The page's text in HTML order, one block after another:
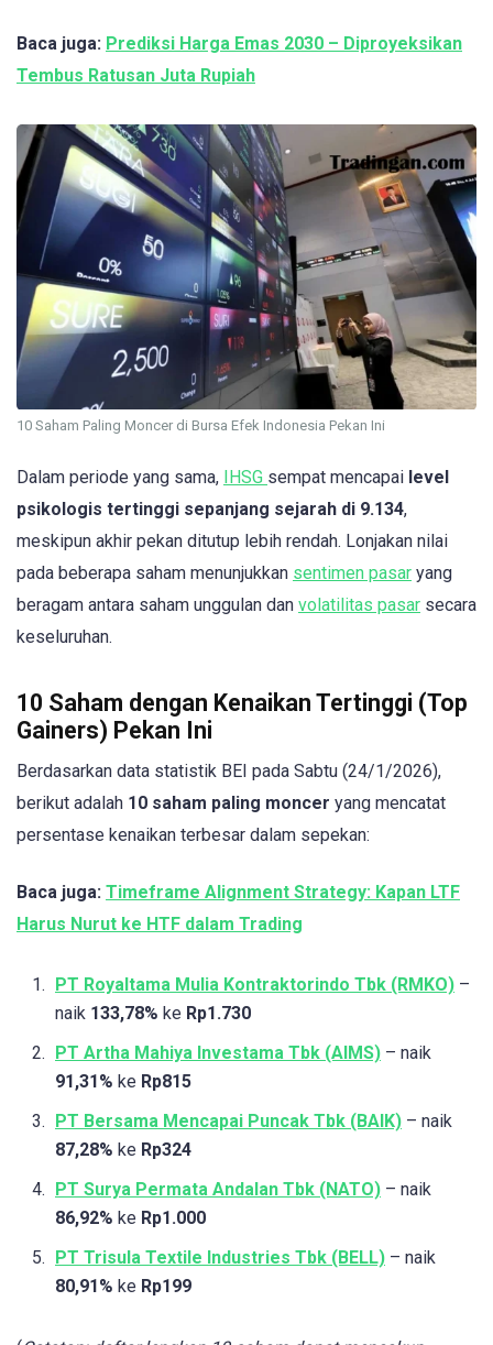
Baca juga: Prediksi Harga Emas 2030 – Diproyeksikan
Tembus Ratusan Juta Rupiah
10 Saham Paling Moncer di Bursa Efek Indonesia Pekan Ini
Dalam periode yang sama, IHSG sempat mencapai level
psikologis tertinggi sepanjang sejarah di 9.134,
meskipun akhir pekan ditutup lebih rendah. Lonjakan nilai
pada beberapa saham menunjukkan sentimen pasar yang
beragam antara saham unggulan dan volatilitas pasar secara
keseluruhan.
10 Saham dengan Kenaikan Tertinggi (Top
Gainers) Pekan Ini
Berdasarkan data statistik BEI pada Sabtu (24/1/2026),
berikut adalah 10 saham paling moncer yang mencatat
persentase kenaikan terbesar dalam sepekan:
Baca juga: Timeframe Alignment Strategy: Kapan LTF
Harus Nurut ke HTF dalam Trading
PT Royaltama Mulia Kontraktorindo Tbk (RMKO) –
naik 133,78% ke Rp1.730
PT Artha Mahiya Investama Tbk (AIMS) – naik
91,31% ke Rp815
PT Bersama Mencapai Puncak Tbk (BAIK) – naik
87,28% ke Rp324
PT Surya Permata Andalan Tbk (NATO) – naik
86,92% ke Rp1.000
PT Trisula Textile Industries Tbk (BELL) – naik
80,91% ke Rp199